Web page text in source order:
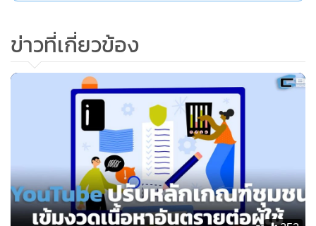
นายมาโนช หนองใหญ่ รองนายกเมืองพัทยา ออกมาเปิดเผยว่า
เมืองพัทยารับรู้ถึงความเดือดร้อนของประชาชนและได้พยายาม
หาวิธีแก้ไข แต่การดำเนินการบาง เรื่องก็จำเป็นต้องใช้ระยะเวลา
ขณะที่การบังคับผู้รับเหมาให้เร่งรัดโครงการเช่นในอดีต เมือง
ข่าวที่เกี่ยวข้อง